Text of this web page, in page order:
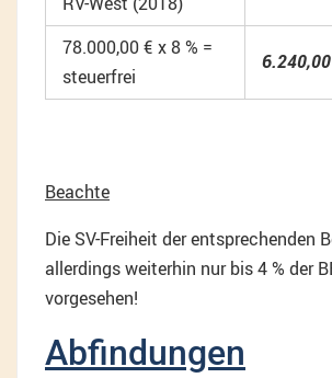
78.000,00 € x 8 % =
steuerfrei
Beachte
Die SV-Freiheit der entsprechenden
allerdings weiterhin nur bis 4 % der
vorgesehen!
Abfindungen